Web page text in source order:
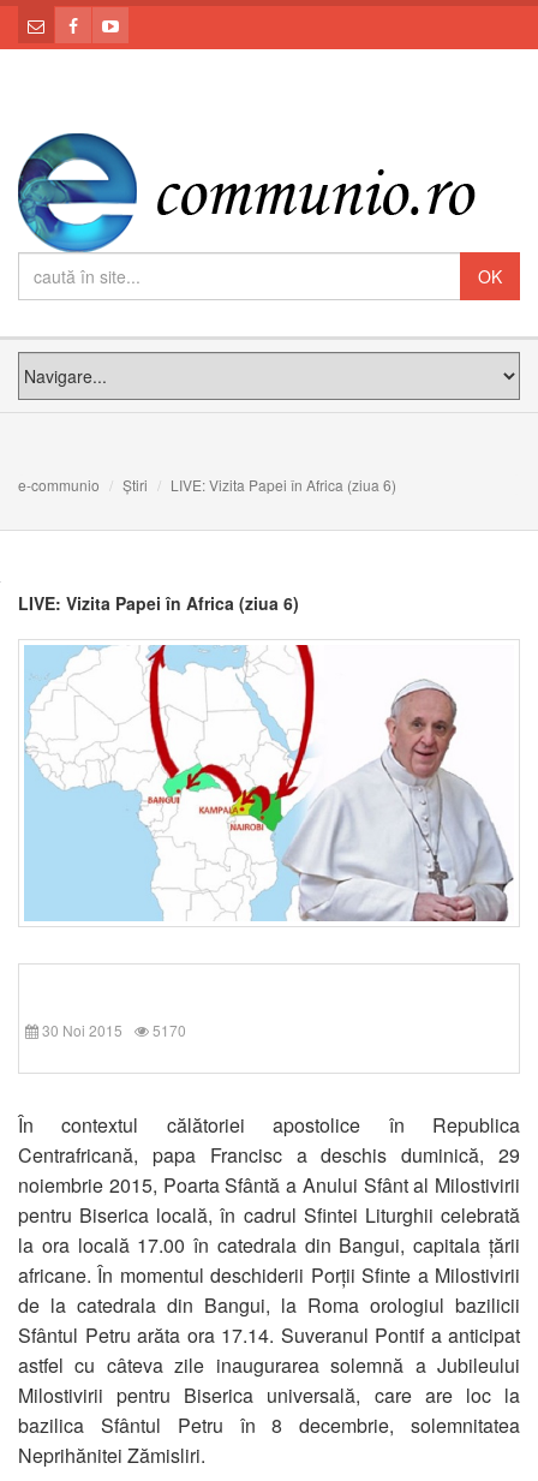
e-communio Știri LIVE: Vizita Papei în Africa (ziua 6)
LIVE: Vizita Papei în Africa (ziua 6)
30 Noi 2015 5170
În contextul călătoriei apostolice în Republica
Centrafricană, papa Francisc a deschis duminică, 29
noiembrie 2015, Poarta Sfântă a Anului Sfânt al Milostivirii
pentru Biserica locală, în cadrul Sfintei Liturghii celebrată
la ora locală 17.00 în catedrala din Bangui, capitala țării
africane. În momentul deschiderii Porții Sfinte a Milostivirii
de la catedrala din Bangui, la Roma orologiul bazilicii
Sfântul Petru arăta ora 17.14. Suveranul Pontif a anticipat
astfel cu câteva zile inaugurarea solemnă a Jubileului
Milostivirii pentru Biserica universală, care are loc la
bazilica Sfântul Petru în 8 decembrie, solemnitatea
Neprihănitei Zămisliri.